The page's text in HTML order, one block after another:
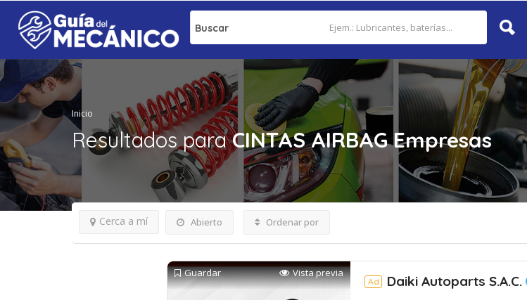
Buscar
Inicio
Resultados paraCINTAS AIRBAG Empresas
Abierto
Cerca a mí Ordenar por
Guardar Vista previa
Ad Daiki Autoparts S.A.C.